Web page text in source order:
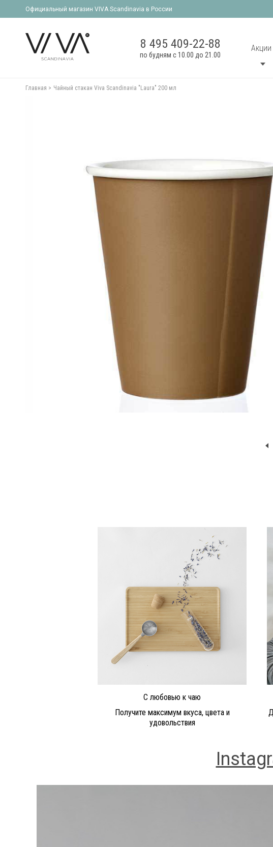
Официальный магазин VIVA Scandinavia в России
8 495 409-22-88
по будням с 10.00 до 21.00
Акции
Главная Чайный стакан Viva Scandinavia "Laura" 200 мл
С любовью к чаю
Получите максимум вкуса, цвета и
удовольствия